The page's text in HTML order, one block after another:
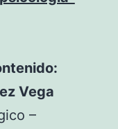
Vega
–